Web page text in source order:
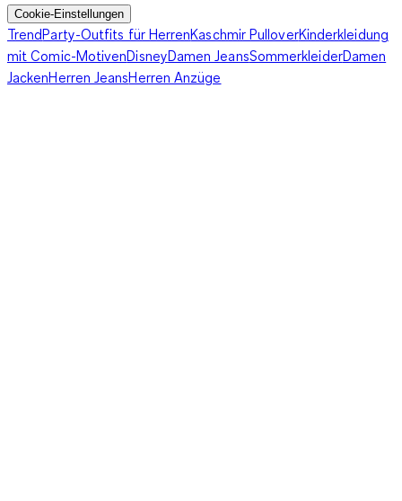
Cookie-Einstellungen
TrendParty-Outfits für HerrenKaschmir PulloverKinderkleidung
mit Comic-MotivenDisneyDamen JeansSommerkleiderDamen
JackenHerren JeansHerren Anzüge